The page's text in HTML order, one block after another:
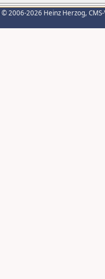
© 2006-2026 Heinz Herzog,